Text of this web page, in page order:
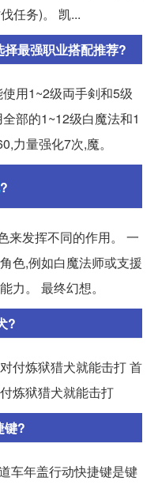
任务)。 凯...
最强职业搭配推荐?
用1~2级両手剣和5级
部的1~12级白魔法和1
力量强化7次,魔。
?
来发挥不同的作用。 一
色,例如白魔法师或支援
力。 最终幻想。
?
付炼狱猎犬就能击打 首
炼狱猎犬就能击打
键?
车年盖行动快捷键是键